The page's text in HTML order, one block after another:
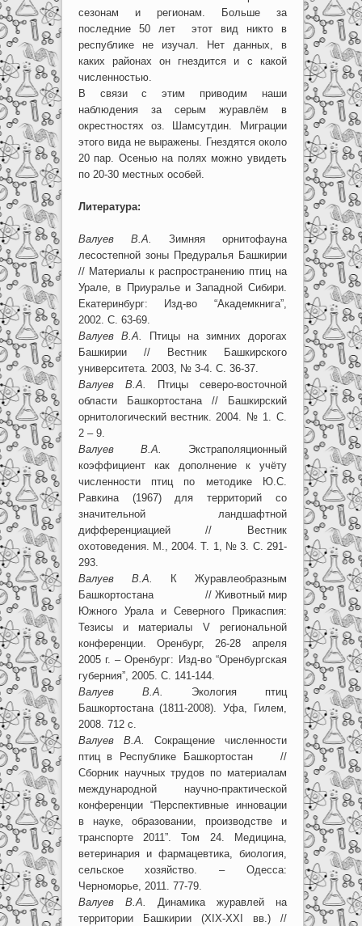
сезонам и регионам. Больше за
последние 50 лет этот вид никто в
республике не изучал. Нет данных, в
каких районах он гнездится и с какой
численностью.
В связи с этим приводим наши
наблюдения за серым журавлём в
окрестностях оз. Шамсутдин. Миграции
этого вида не выражены. Гнездятся около
20 пар. Осенью на полях можно увидеть
по 20-30 местных особей.
Литература:
Валуев В.А. Зимняя орнитофауна
лесостепной зоны Предуралья Башкирии
// Материалы к распространению птиц на
Урале, в Приуралье и Западной Сибири.
Екатеринбург: Изд-во “Академкнига”,
2002. С. 63-69.
Валуев В.А.
Птицы на зимних дорогах
Башкирии // Вестник Башкирского
университета. 2003, № 3-4. С. 36-37.
Валуев В.А.
Птицы северо-восточной
области Башкортостана // Башкирский
орнитологический вестник. 2004. № 1. С.
2 – 9.
Валуев В.А.
Экстраполяционный
коэффициент как дополнение к учёту
численности птиц по методике Ю.С.
Равкина (1967) для территорий со
значительной ландшафтной
дифференциацией // Вестник
охотоведения. М., 2004. Т. 1, № 3. С. 291-
293.
Валуев В.А.
К Журавлеобразным
Башкортостана // Животный мир
Южного Урала и Северного Прикаспия:
Тезисы и материалы V региональной
конференции. Оренбург, 26-28 апреля
2005 г. – Оренбург: Изд-во “Оренбургская
губерния”, 2005. С. 141-144.
Валуев В.А.
Экология птиц
Башкортостана (1811-2008). Уфа, Гилем,
2008. 712 с.
Валуев В.А. Сокращение численности
птиц в Республике Башкортостан //
Сборник научных трудов по материалам
международной научно-практической
конференции “Перспективные инновации
в науке, образовании, производстве и
транспорте 2011”. Том 24. Медицина,
ветеринария и фармацевтика, биология,
сельское хозяйство. – Одесса:
Черноморье, 2011. 77-79.
Валуев В.А.
Динамика журавлей на
территории Башкирии (XIX-XXI вв.) //